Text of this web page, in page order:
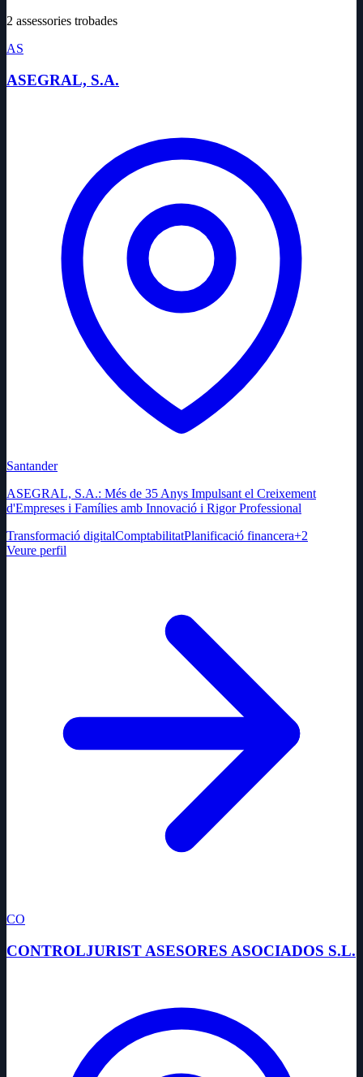
2 assessories trobades
AS
ASEGRAL, S.A.
Santander
ASEGRAL, S.A.: Més de 35 Anys Impulsant el Creixement
d'Empreses i Famílies amb Innovació i Rigor Professional
Transformació digitalComptabilitatPlanificació financera+2
Veure perfil
CO
CONTROLJURIST ASESORES ASOCIADOS S.L.